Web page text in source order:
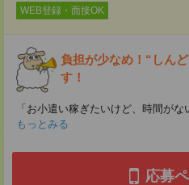
WEB登録・面接OK
負担が少なめ！“しん
す！
「お小遣い稼ぎたいけど、時間が
もっとみる
応募